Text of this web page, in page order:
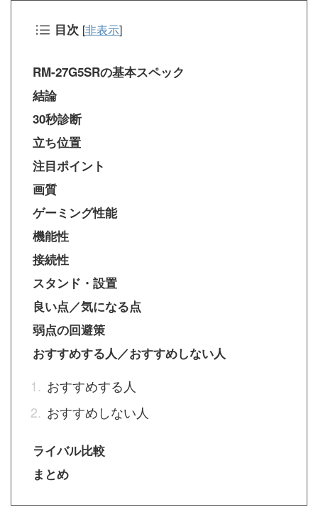
目次 [非表示]
RM-27G5SRの基本スペック
結論
30秒診断
立ち位置
注目ポイント
画質
ゲーミング性能
機能性
接続性
スタンド・設置
良い点／気になる点
弱点の回避策
おすすめする人／おすすめしない人
おすすめする人
おすすめしない人
ライバル比較
まとめ